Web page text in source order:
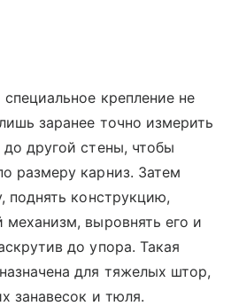
крепление не
заранее точно измерить
другой стены, чтобы
размеру карниз. Затем
поднять конструкцию,
механизм, выровнять его и
до упора. Такая
для тяжелых штор,
занавесок и тюля.